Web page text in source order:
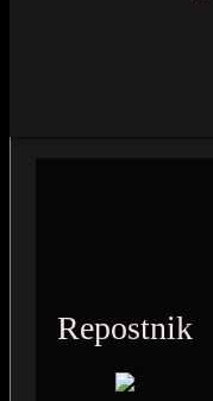
Repostnik